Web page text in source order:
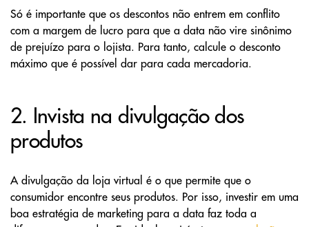
Só é importante que os descontos não entrem em conflito
com a margem de lucro para que a data não vire sinônimo
de prejuízo para o lojista. Para tanto, calcule o desconto
máximo que é possível dar para cada mercadoria.
2. Invista na divulgação dos
produtos
A divulgação da loja virtual é o que permite que o
consumidor encontre seus produtos. Por isso, investir em uma
boa estratégia de marketing para a data faz toda a